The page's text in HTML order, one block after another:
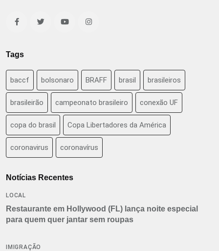
Tags
baccf bolsonaro BRAFF brasil brasileiros
brasileirão campeonato brasileiro conexão UF
copa do brasil Copa Libertadores da América
coronavirus coronavírus
Notícias Recentes
LOCAL
Restaurante em Hollywood (FL) lança noite especial
para quem quer jantar sem roupas
IMIGRAÇÃO